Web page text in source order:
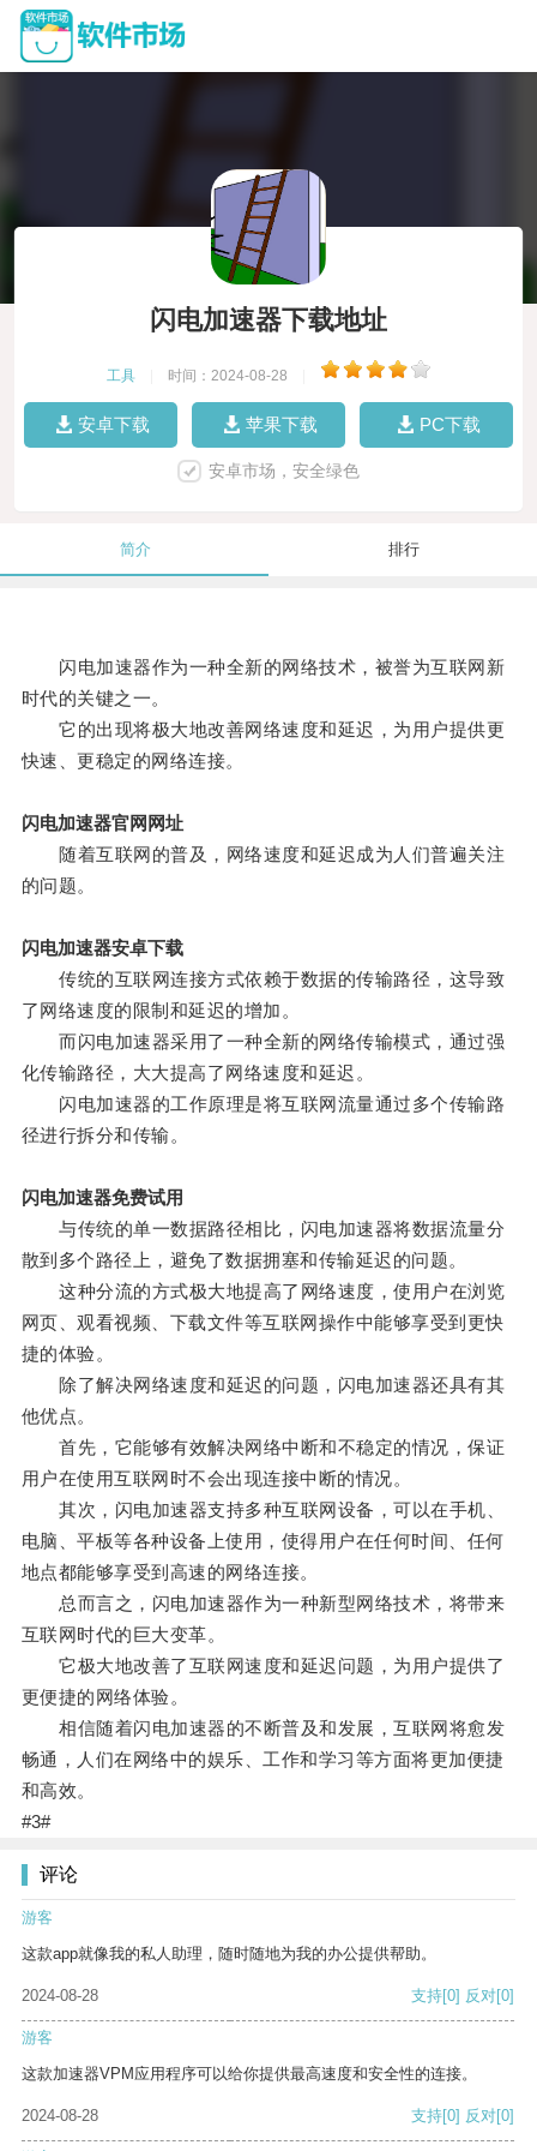
闪电加速器下载地址
工具 时间：2024-08-28
安卓下载 苹果下载 PC下载
安卓市场，安全绿色
简介 排行
闪电加速器作为一种全新的网络技术，被誉为互联网新
时代的关键之一。
它的出现将极大地改善网络速度和延迟，为用户提供更
快速、更稳定的网络连接。
闪电加速器官网网址
随着互联网的普及，网络速度和延迟成为人们普遍关注
的问题。
闪电加速器安卓下载
传统的互联网连接方式依赖于数据的传输路径，这导致
了网络速度的限制和延迟的增加。
而闪电加速器采用了一种全新的网络传输模式，通过强
化传输路径，大大提高了网络速度和延迟。
闪电加速器的工作原理是将互联网流量通过多个传输路
径进行拆分和传输。
闪电加速器免费试用
与传统的单一数据路径相比，闪电加速器将数据流量分
散到多个路径上，避免了数据拥塞和传输延迟的问题。
这种分流的方式极大地提高了网络速度，使用户在浏览
网页、观看视频、下载文件等互联网操作中能够享受到更快
捷的体验。
除了解决网络速度和延迟的问题，闪电加速器还具有其
他优点。
首先，它能够有效解决网络中断和不稳定的情况，保证
用户在使用互联网时不会出现连接中断的情况。
其次，闪电加速器支持多种互联网设备，可以在手机、
电脑、平板等各种设备上使用，使得用户在任何时间、任何
地点都能够享受到高速的网络连接。
总而言之，闪电加速器作为一种新型网络技术，将带来
互联网时代的巨大变革。
它极大地改善了互联网速度和延迟问题，为用户提供了
更便捷的网络体验。
相信随着闪电加速器的不断普及和发展，互联网将愈发
畅通，人们在网络中的娱乐、工作和学习等方面将更加便捷
和高效。
#3#
评论
游客
这款app就像我的私人助理，随时随地为我的办公提供帮助。
2024-08-28 支持[0] 反对[0]
游客
这款加速器VPM应用程序可以给你提供最高速度和安全性的连接。
2024-08-28 支持[0] 反对[0]